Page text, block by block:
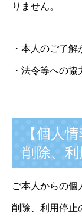
りません。
・本人のご了解
・法令等への
【個人
削除、利
ご本人からの個
削除、利用停止